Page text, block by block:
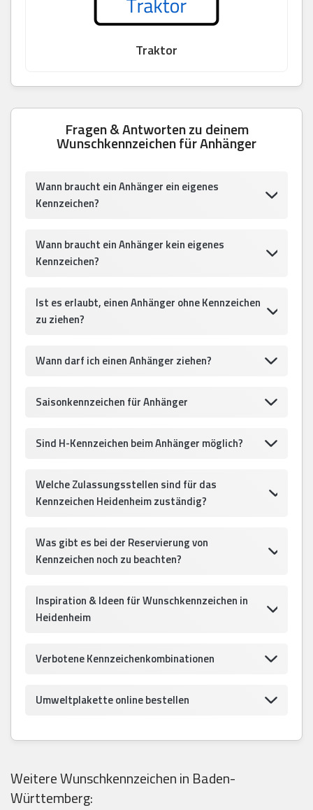
Traktor
Fragen & Antworten zu deinem
Wunschkennzeichen für Anhänger
Wann braucht ein Anhänger ein eigenes
Kennzeichen?
Wann braucht ein Anhänger kein eigenes
Kennzeichen?
Ist es erlaubt, einen Anhänger ohne Kennzeichen
zu ziehen?
Wann darf ich einen Anhänger ziehen?
Saisonkennzeichen für Anhänger
Sind H-Kennzeichen beim Anhänger möglich?
Welche Zulassungsstellen sind für das
Kennzeichen Heidenheim zuständig?
Was gibt es bei der Reservierung von
Kennzeichen noch zu beachten?
Inspiration & Ideen für Wunschkennzeichen in
Heidenheim
Verbotene Kennzeichenkombinationen
Umweltplakette online bestellen
Weitere Wunschkennzeichen in Baden-
Württemberg: